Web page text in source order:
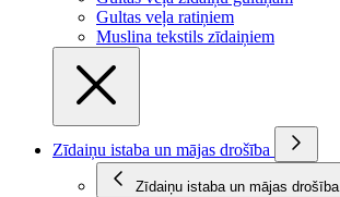
Gultas veļa ratiņiem
Muslina tekstils zīdaiņiem
Zīdaiņu istaba un mājas drošība
Zīdaiņu istaba un mājas drošība